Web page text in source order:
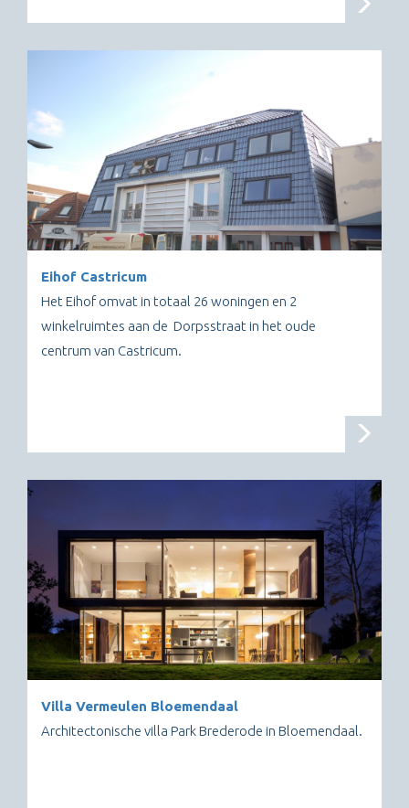
Eihof Castricum
Het Eihof omvat in totaal 26 woningen en 2
winkelruimtes aan de Dorpsstraat in het oude
centrum van Castricum.
Villa Vermeulen Bloemendaal
Architectonische villa Park Brederode in Bloemendaal.